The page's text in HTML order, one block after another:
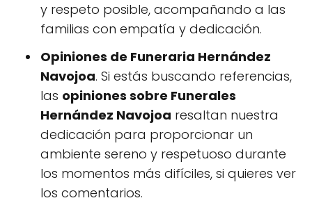
y respeto posible, acompañando a las
familias con empatía y dedicación.
Opiniones de Funeraria Hernández
Navojoa. Si estás buscando referencias,
las opiniones sobre Funerales
Hernández Navojoa resaltan nuestra
dedicación para proporcionar un
ambiente sereno y respetuoso durante
los momentos más difíciles, si quieres ver
los comentarios.